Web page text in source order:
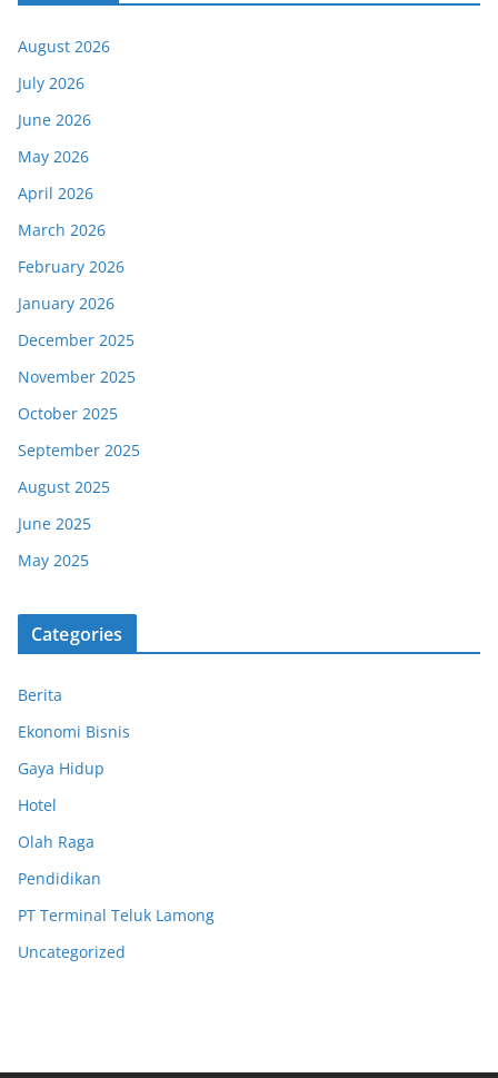
August 2026
July 2026
June 2026
May 2026
April 2026
March 2026
February 2026
January 2026
December 2025
November 2025
October 2025
September 2025
August 2025
June 2025
May 2025
Categories
Berita
Ekonomi Bisnis
Gaya Hidup
Hotel
Olah Raga
Pendidikan
PT Terminal Teluk Lamong
Uncategorized